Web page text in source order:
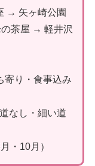
→ 矢ヶ崎公園
茶屋 → 軽井沢
寄り・食事込み
なし・細い道
・10月）